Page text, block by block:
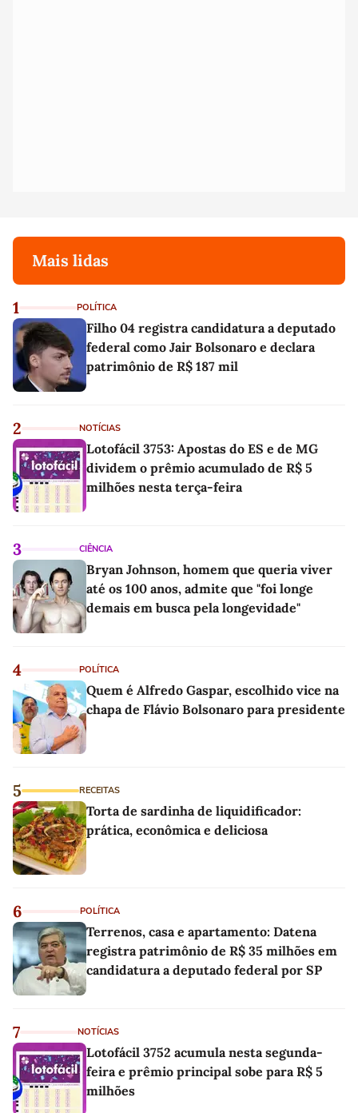
Mais lidas
1 POLÍTICA
Filho 04 registra candidatura a deputado
federal como Jair Bolsonaro e declara
patrimônio de R$ 187 mil
2 NOTÍCIAS
Lotofácil 3753: Apostas do ES e de MG
dividem o prêmio acumulado de R$ 5
milhões nesta terça-feira
3 CIÊNCIA
Bryan Johnson, homem que queria viver
até os 100 anos, admite que "foi longe
demais em busca pela longevidade"
4 POLÍTICA
Quem é Alfredo Gaspar, escolhido vice na
chapa de Flávio Bolsonaro para presidente
5 RECEITAS
Torta de sardinha de liquidificador:
prática, econômica e deliciosa
6 POLÍTICA
Terrenos, casa e apartamento: Datena
registra patrimônio de R$ 35 milhões em
candidatura a deputado federal por SP
7 NOTÍCIAS
Lotofácil 3752 acumula nesta segunda-
feira e prêmio principal sobe para R$ 5
milhões